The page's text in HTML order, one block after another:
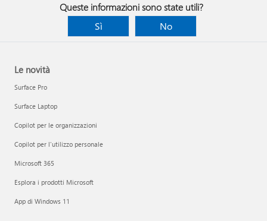
Queste informazioni sono state utili?
Sì
No
Le novità
Surface Pro
Surface Laptop
Copilot per le organizzazioni
Copilot per l'utilizzo personale
Microsoft 365
Esplora i prodotti Microsoft
App di Windows 11